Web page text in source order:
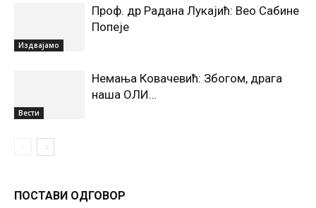
Издвајамо
Проф. др Радана Лукајић: Вео Сабине
Попеје
Вести
Немања Ковачевић: Збогом, драга
наша ОЛИ…
ПОСТАВИ ОДГОВОР